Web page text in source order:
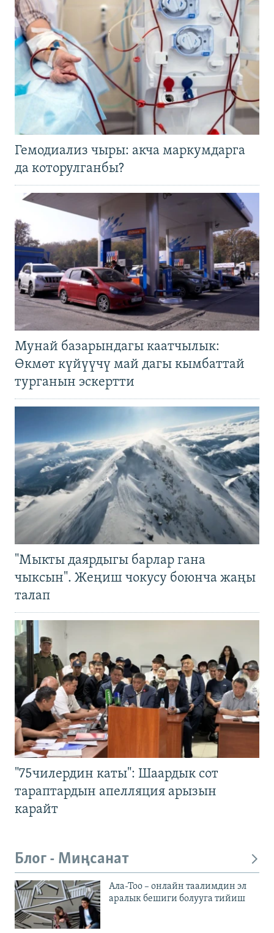
Гемодиализ чыры: акча маркумдарга
да которулганбы?
Мунай базарындагы каатчылык:
Өкмөт күйүүчү май дагы кымбаттай
турганын эскертти
"Мыкты даярдыгы барлар гана
чыксын". Жеңиш чокусу боюнча жаңы
талап
"75чилердин каты": Шаардык сот
тараптардын апелляция арызын
карайт
Блог - Миңсанат
Ала-Тоо – онлайн таалимдин эл
аралык бешиги болууга тийиш